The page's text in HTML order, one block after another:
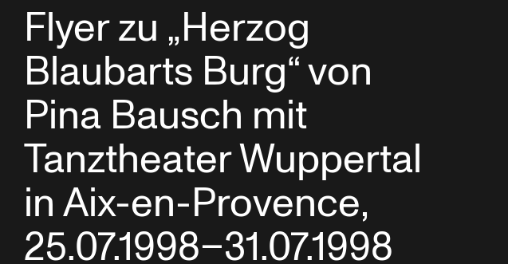
Flyer zu „Herzog
Blaubarts Burg“ von
Pina Bausch mit
Tanztheater Wuppertal
in Aix-en-Provence,
25.07.1998–31.07.1998